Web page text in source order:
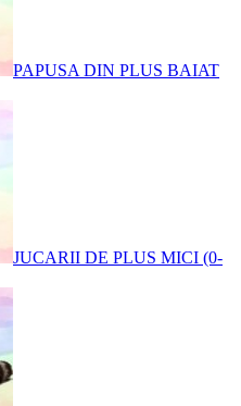
PAPUSA DIN PLUS BAIAT
JUCARII DE PLUS MICI (0-